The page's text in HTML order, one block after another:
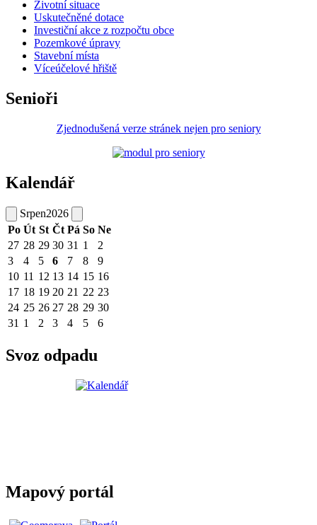
Životní situace
Uskutečněné dotace
Investiční akce z rozpočtu obce
Pozemkové úpravy
Stavební místa
Víceúčelové hřiště
Senioři
Zjednodušená verze stránek nejen pro seniory
Kalendář
Srpen2026
Po Út St Čt Pá So Ne
27 28 29 30 31 1
2
3
4 5 6 7 8
9
10 11 12 13 14 15 16
17 18 19 20 21 22 23
24 25 26 27 28 29 30
31 1 2 3 4 5 6
Svoz odpadu
Mapový portál